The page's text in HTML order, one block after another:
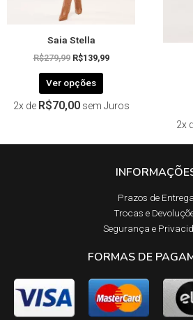
Saia Stella
R$279,99 R$139,99
Ver opções
produto
2x de R$70,00 sem Juros
2x
Prazos de Entrega​
Trocas e
Segurança e
FORMAS DE